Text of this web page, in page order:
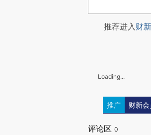
推荐进入财
Loading...
推广 财新
评论区 0